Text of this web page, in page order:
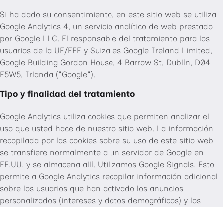
Si ha dado su consentimiento, en este sitio web se utiliza
Google Analytics 4, un servicio analítico de web prestado
por Google LLC. El responsable del tratamiento para los
usuarios de la UE/EEE y Suiza es Google Ireland Limited,
Google Building Gordon House, 4 Barrow St, Dublín, D04
E5W5, Irlanda ("Google").
Tipo y finalidad del tratamiento
Google Analytics utiliza cookies que permiten analizar el
uso que usted hace de nuestro sitio web. La información
recopilada por las cookies sobre su uso de este sitio web
se transfiere normalmente a un servidor de Google en
EE.UU. y se almacena allí. Utilizamos Google Signals. Esto
permite a Google Analytics recopilar información adicional
sobre los usuarios que han activado los anuncios
personalizados (intereses y datos demográficos) y los